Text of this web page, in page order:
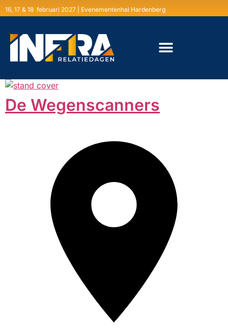
16, 17 & 18 februari 2027 | Evenementenhal Hardenberg
De Wegenscanners